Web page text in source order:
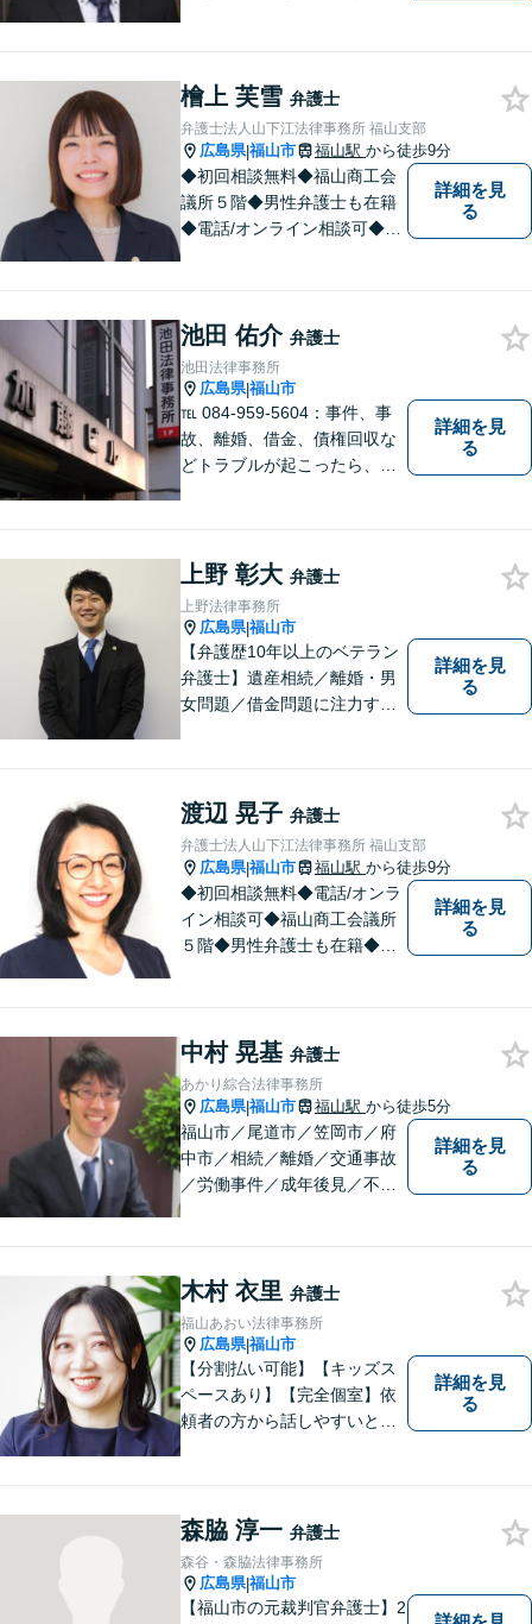
檜上 芙雪 弁護士
弁護士法人山下江法律事務所 福山支部
広島県|福山市 福山駅 から徒歩9分
◆初回相談無料◆福山商工会
議所５階◆男性弁護士も在籍
◆電話/オンライン相談可◆離
話しにくいことも安心してご
相談ください。あなたの気持
ちに寄り添い、丁寧にお応え
します。
詳細を見
る
池田 佑介 弁護士
池田法律事務所
広島県|福山市
℡ 084-959-5604：事件、事
故、離婚、借金、債権回収な
どトラブルが起こったら、で
ます。トラブル前に必要な手
当を講じておくことも大切で
す。お気軽にご相談下さい。
詳細を見
る
上野 彰大 弁護士
上野法律事務所
広島県|福山市
【弁護歴10年以上のベテラン
弁護士】遺産相続／離婚・男
女問題／借金問題に注力する
指します。ぜひ一度ご相談に
いらしてください。【駐車場
有】
詳細を見
る
渡辺 晃子 弁護士
弁護士法人山下江法律事務所 福山支部
広島県|福山市 福山駅 から徒歩9分
◆初回相談無料◆電話/オンラ
イン相談可◆福山商工会議所
５階◆男性弁護士も在籍◆離
ど。話しにくいことも安心し
てご相談ください。あなたの
気持ちに寄り添い、丁寧にお
応えします。
詳細を見
る
中村 晃基 弁護士
あかり綜合法律事務所
広島県|福山市 福山駅 から徒歩5分
福山市／尾道市／笠岡市／府
中市／相続／離婚／交通事故
／労働事件／成年後見／不動
綜合法律事務所／T）０８４－
９８３－２３６０／F）０８４
ー９８３－２３６１
詳細を見
る
木村 衣里 弁護士
福山あおい法律事務所
広島県|福山市
【分割払い可能】【キッズス
ペースあり】【完全個室】依
頼者の方から話しやすいと定
相談ください。
詳細を見
る
森脇 淳一 弁護士
森谷・森脇法律事務所
広島県|福山市
【福山市の元裁判官弁護士】2